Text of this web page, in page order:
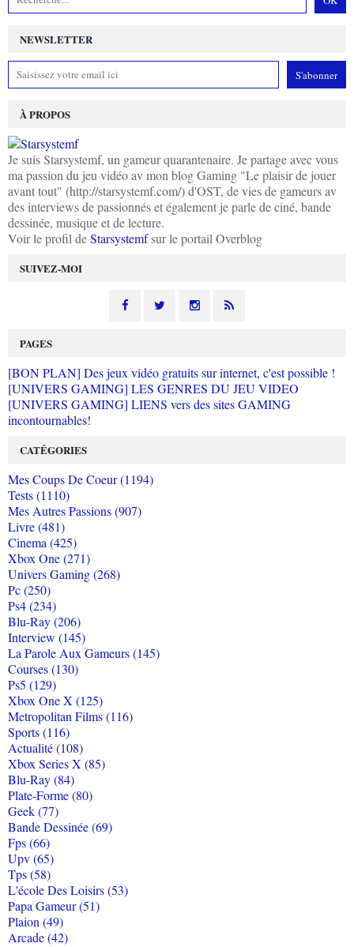
NEWSLETTER
SUIVEZ-MOI
À PROPOS
Je suis Starsystemf, un gameur quarantenaire. Je partage avec vous
ma passion du jeu vidéo av mon blog Gaming "Le plaisir de jouer
avant tout" (http://starsystemf.com/) d'OST, de vies de gameurs av
des interviews de passionnés et également je parle de ciné, bande
dessinée, musique et de lecture.
Voir le profil deStarsystemfsur le portail Overblog
PAGES
[BON PLAN] Des jeux vidéo gratuits sur internet, c'est possible !
[UNIVERS GAMING] LES GENRES DU JEU VIDEO
[UNIVERS GAMING] LIENS vers des sites GAMING
incontournables!
CATÉGORIES
Mes Coups De Coeur (1194)
Tests (1110)
Mes Autres Passions (907)
Livre (481)
Cinema (425)
Xbox One (271)
Univers Gaming (268)
Pc (250)
Ps4 (234)
Blu-Ray (206)
Interview (145)
La Parole Aux Gameurs (145)
Courses (130)
Ps5 (129)
Xbox One X (125)
Metropolitan Films (116)
Sports (116)
Actualité (108)
Xbox Series X (85)
Blu-Ray (84)
Plate-Forme (80)
Geek (77)
Bande Dessinée (69)
Fps (66)
Upv (65)
Tps (58)
L'école Des Loisirs (53)
Papa Gameur (51)
Plaion (49)
Arcade (42)